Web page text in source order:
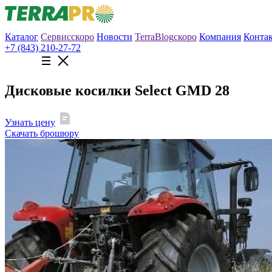
Каталог Сервисскоро Новости TerraBlogскоро Компания
+7 (843) 210-27-72
Дисковые косилки Select GMD 28
Узнать цену
Скачать брошюру